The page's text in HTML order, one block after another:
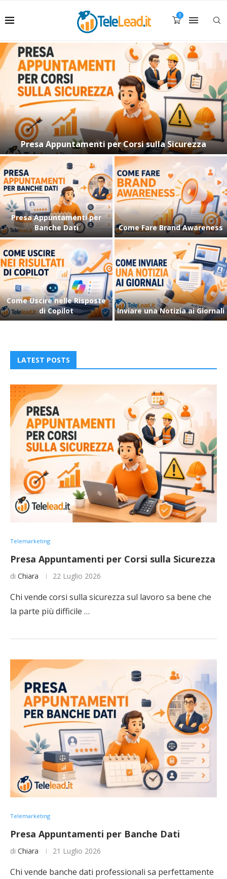
0
Inviare Comunicati
Come Uscire nei Risultati di
Perplexity
Come Uscire nei Risultati di
Claude
Come Uscire nei Risultati di
Gemini
Migliorare Web Reputation
LATEST POSTS
Telemarketing
Presa Appuntamenti per Corsi sulla Sicurezza
di Chiara 22 Luglio 2026
Chi vende corsi sulla sicurezza sul lavoro sa bene che
la parte più difficile …
Telemarketing
Presa Appuntamenti per Banche Dati
di Chiara 21 Luglio 2026
Chi vende banche dati professionali sa perfettamente